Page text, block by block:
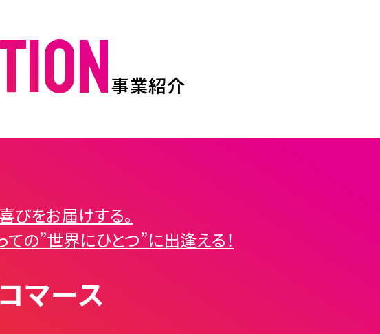
事業紹介
びをお届けする。
ての”世界にひとつ”に出逢える！
マース